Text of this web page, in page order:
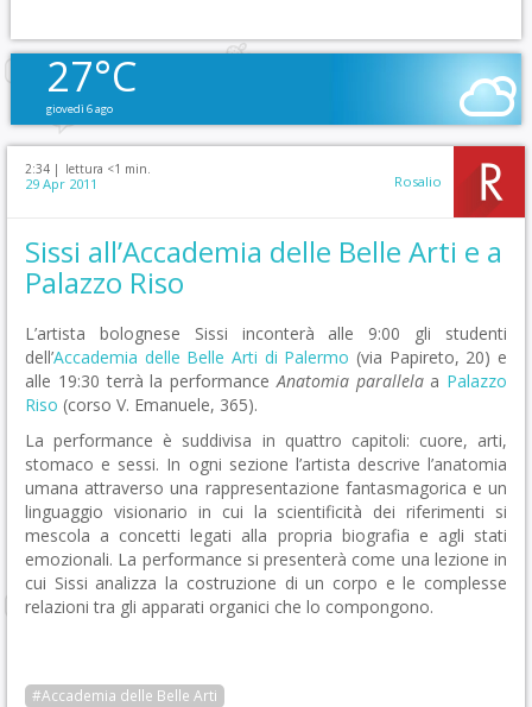
27°C
giovedì 6 ago
2:34 | lettura <1 min.
29 Apr 2011 Rosalio
Sissi all’Accademia delle Belle Arti e a
Palazzo Riso
L’artista bolognese Sissi inconterà alle 9:00 gli studenti
dell’Accademia delle Belle Arti di Palermo (via Papireto, 20) e
alle 19:30 terrà la performanceAnatomia parallelaa Palazzo
Riso (corso V. Emanuele, 365).
La performance è suddivisa in quattro capitoli: cuore, arti,
stomaco e sessi. In ogni sezione l’artista descrive l’anatomia
umana attraverso una rappresentazione fantasmagorica e un
linguaggio visionario in cui la scientificità dei riferimenti si
mescola a concetti legati alla propria biografia e agli stati
emozionali. La performance si presenterà come una lezione in
cui Sissi analizza la costruzione di un corpo e le complesse
relazioni tra gli apparati organici che lo compongono.
#Accademia delle Belle Arti